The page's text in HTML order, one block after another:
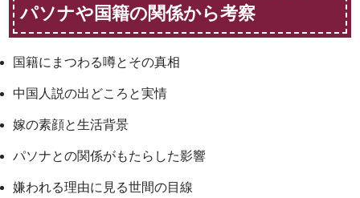
パソナや国籍の関係から考察
国籍にまつわる噂とその真相
中国人説の出どころと実情
嫁の素顔と生活背景
パソナとの関係がもたらした影響
嫌われる理由に見る世間の目線